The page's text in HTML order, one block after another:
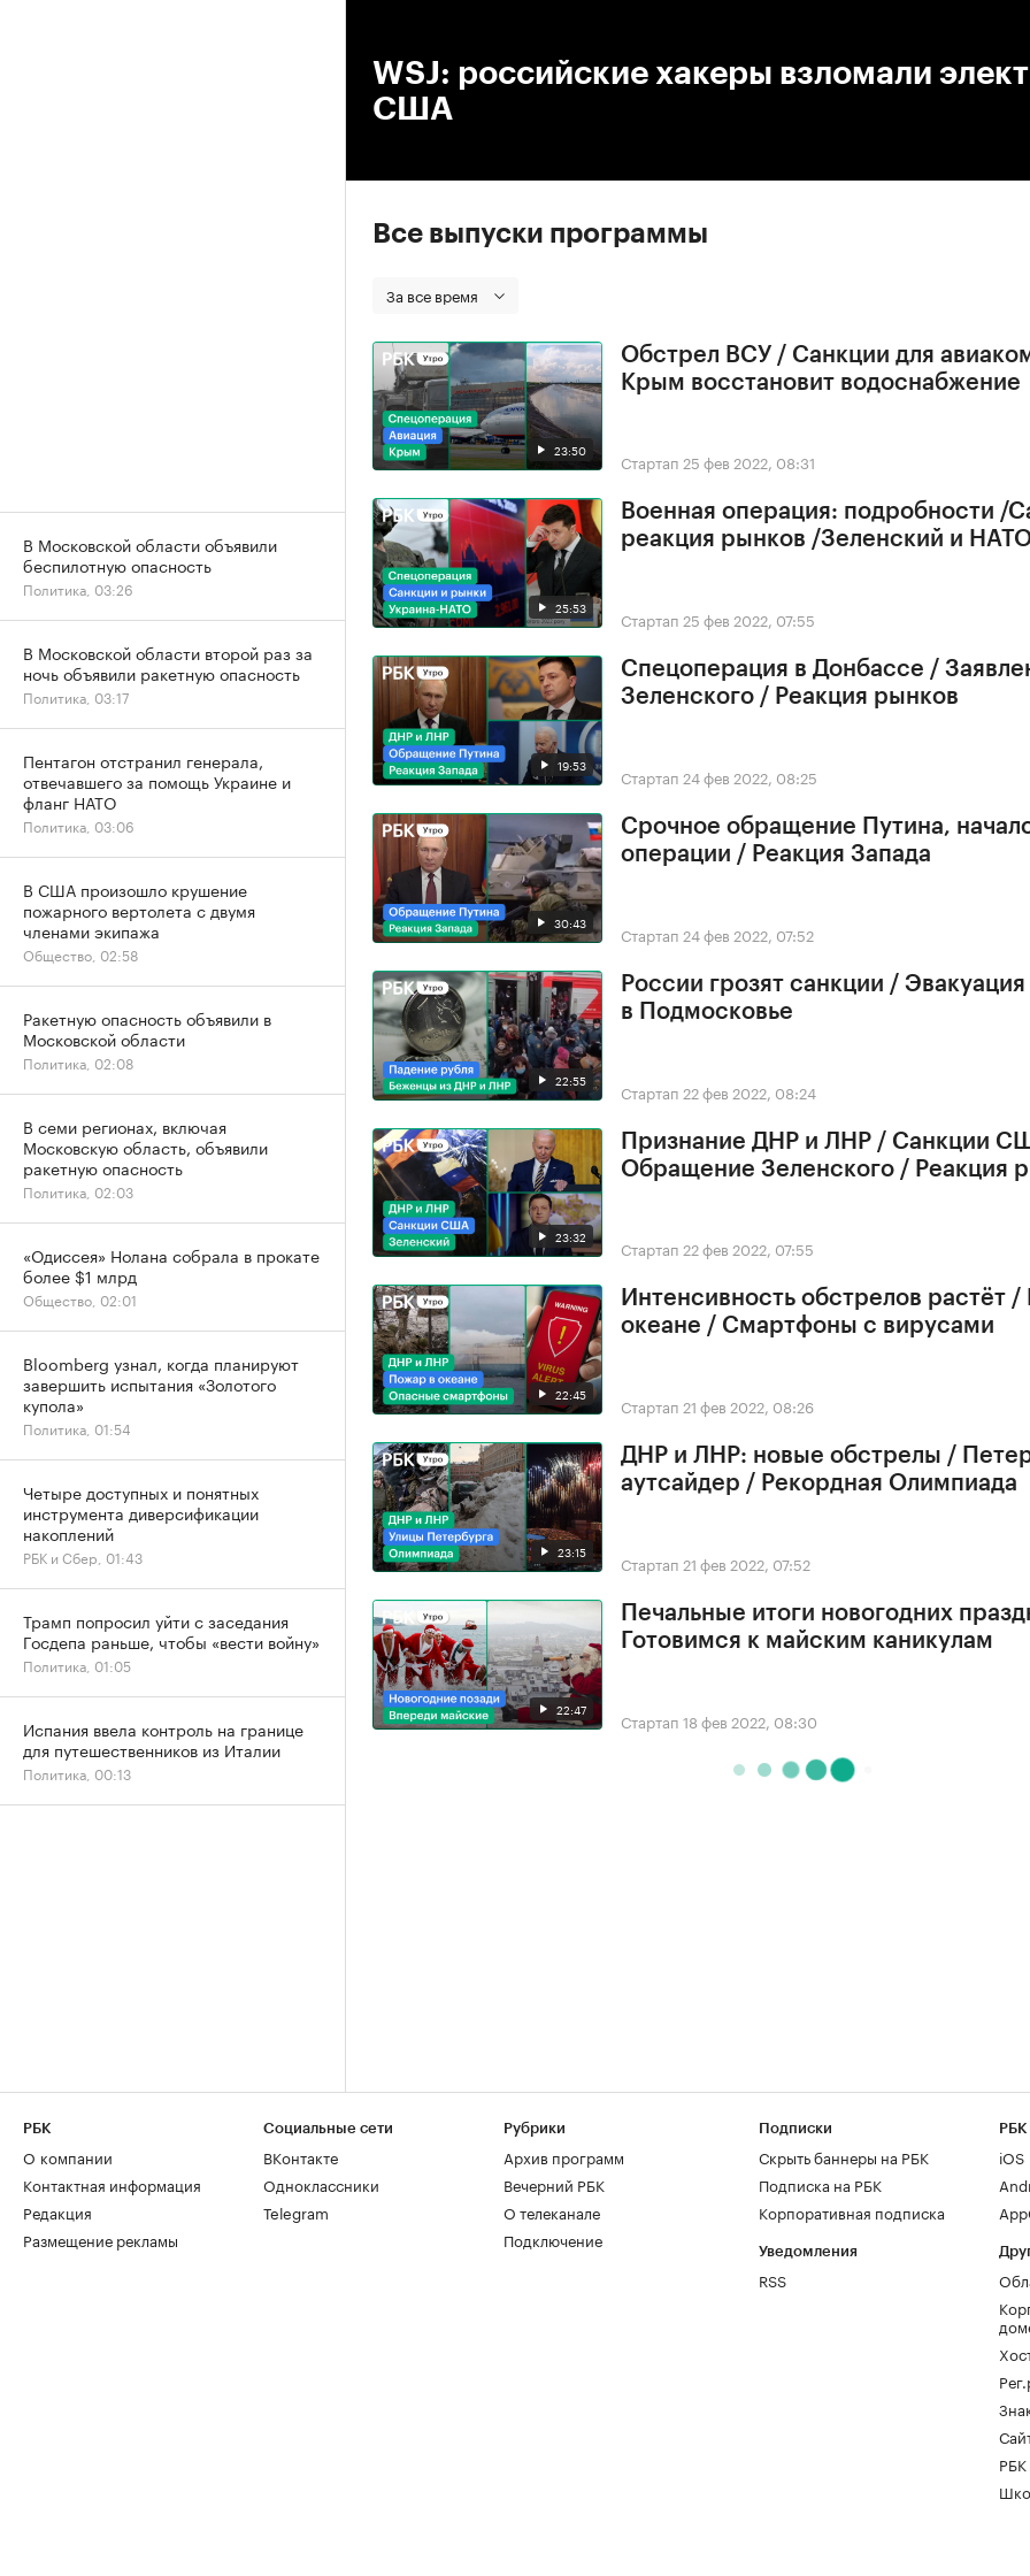
WSJ: российские хакеры взломали
США
Все выпуски программы
За все время
23:50
Обстрел ВСУ / Санкции для
Крым восстановит водоснабжение
Стартап 25 фев 2022, 08:31
25:53
Военная операция: подробности /
реакция рынков /Зеленский и
Стартап 25 фев 2022, 07:55
19:53
Спецоперация в Донбассе /
Зеленского / Реакция рынков
Стартап 24 фев 2022, 08:25
30:43
Срочное обращение Путина,
операции / Реакция Запада
Стартап 24 фев 2022, 07:52
22:55
России грозят санкции /
в Подмосковье
Стартап 22 фев 2022, 08:24
23:32
Признание ДНР и ЛНР / Санкции
Обращение Зеленского / Реакция
Стартап 22 фев 2022, 07:55
22:45
Интенсивность обстрелов растёт
океане / Смартфоны с вирусами
Стартап 21 фев 2022, 08:26
23:15
ДНР и ЛНР: новые обстрелы /
аутсайдер / Рекордная Олимпиада
Стартап 21 фев 2022, 07:52
22:47
Печальные итоги новогодних
Готовимся к майским каникулам
Стартап 18 фев 2022, 08:30
В Московской области объявили
беспилотную опасность
Политика, 03:26
В Московской области второй раз за
ночь объявили ракетную опасность
Политика, 03:17
Пентагон отстранил генерала,
отвечавшего за помощь Украине и
фланг НАТО
Политика, 03:06
В США произошло крушение
пожарного вертолета с двумя
членами экипажа
Общество, 02:58
Ракетную опасность объявили в
Московской области
Политика, 02:08
В семи регионах, включая
Московскую область, объявили
ракетную опасность
Политика, 02:03
«Одиссея» Нолана собрала в прокате
более $1 млрд
Общество, 02:01
Bloomberg узнал, когда планируют
завершить испытания «Золотого
купола»
Политика, 01:54
Четыре доступных и понятных
инструмента диверсификации
накоплений
РБК и Сбер, 01:43
Трамп попросил уйти с заседания
Госдепа раньше, чтобы «вести войну»
Политика, 01:05
Испания ввела контроль на границе
для путешественников из Италии
Политика, 00:13
РБК
О компании
Контактная информация
Редакция
Размещение рекламы
Социальные сети
ВКонтакте
Одноклассники
Telegram
Рубрики
Архив программ
Вечерний РБК
О телеканале
Подключение
Подписки
Скрыть баннеры на РБК
Подписка на РБК
Корпоративная подписка
Уведомления
RSS
РБК
iOS